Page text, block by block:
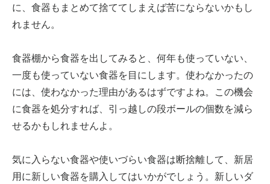
に、食器もまとめて捨ててしまえば苦にならないかもし
れません。
食器棚から食器を出してみると、何年も使っていない、
一度も使っていない食器を目にします。使わなかったの
には、使わなかった理由があるはずですよね。この機会
に食器を処分すれば、引っ越しの段ボールの個数を減ら
せるかもしれませんよ。
気に入らない食器や使いづらい食器は断捨離して、新居
用に新しい食器を購入してはいかがでしょう。新しいダ